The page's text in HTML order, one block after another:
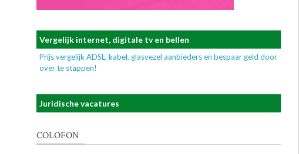
Vergelijk internet, digitale tv en bellen
Prijs vergelijk ADSL, kabel, glasvezel aanbieders en bespaar geld door
over te stappen!
Juridische vacatures
COLOFON